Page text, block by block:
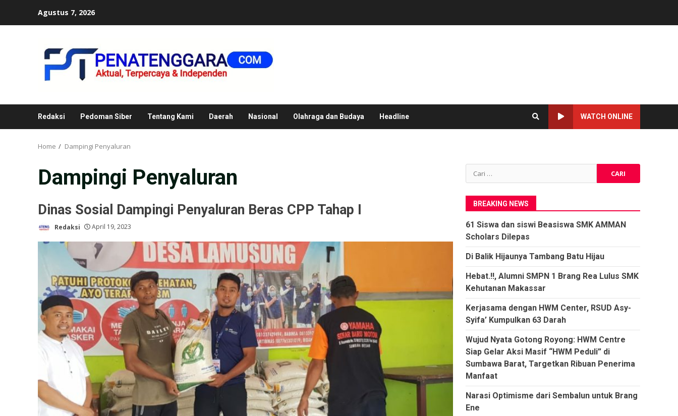
Agustus 7, 2026
Redaksi Pedoman Siber Tentang Kami Daerah Nasional Olahraga dan Budaya Headline WATCH ONLINE
Home Dampingi Penyaluran
Dampingi Penyaluran
Dinas Sosial Dampingi Penyaluran Beras CPP Tahap I
Redaksi April 19, 2023
Cari
untuk:
BREAKING NEWS
61 Siswa dan siswi Beasiswa SMK AMMAN
Scholars Dilepas
Di Balik Hijaunya Tambang Batu Hijau
Hebat.!!, Alumni SMPN 1 Brang Rea Lulus SMK
Kehutanan Makassar
Kerjasama dengan HWM Center, RSUD Asy-
Syifa’ Kumpulkan 63 Darah
Wujud Nyata Gotong Royong: HWM Centre
Siap Gelar Aksi Masif “HWM Peduli” di
Sumbawa Barat, Targetkan Ribuan Penerima
Manfaat
Narasi Optimisme dari Sembalun untuk Brang
Ene